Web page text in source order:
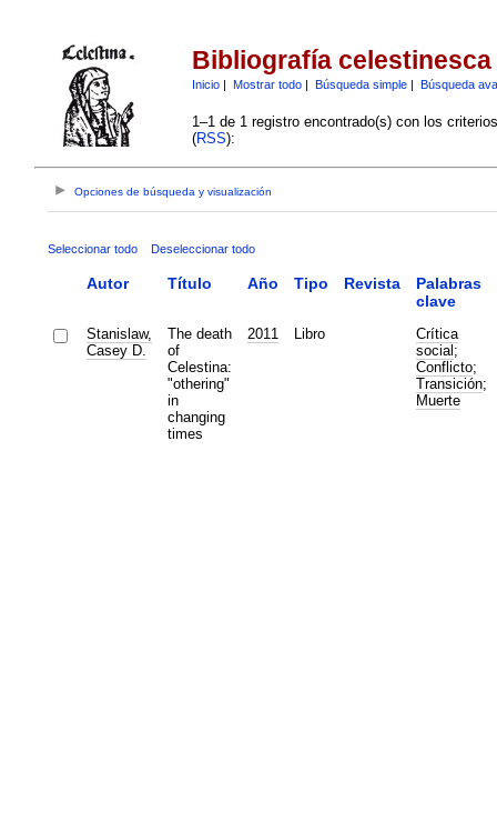
Bibliografía celestinesca
Inicio| Mostrar todo| Búsqueda simple| Búsqueda
1–1 de 1 registro encontrado(s) con los
(RSS):
Opciones de búsqueda y visualización
Seleccionar todo Deseleccionar todo
Autor Título Año Tipo Revista
Palabras
clave
Stanislaw,
Casey D.
The death
of
Celestina:
"othering"
in
changing
times
2011 Libro
Crítica
social ;
Conflicto;
Transición;
Muerte